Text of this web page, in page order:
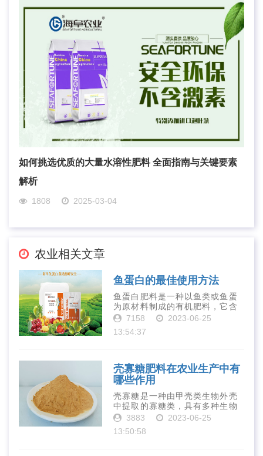
如何挑选优质的大量水溶性肥料 全面指南与关键要素
解析
1808 2025-03-04
农业相关文章
鱼蛋白的最佳使用方法
鱼蛋白肥料是一种以鱼类或鱼蛋
为原材料制成的有机肥料，它含
有丰富的营养物质，如氮、磷、
元素和植物生长因子。这些营养
7158
2023-06-25
13:54:37
壳寡糖肥料在农业生产中有
哪些作用
壳寡糖是一种由甲壳类生物外壳
中提取的寡糖类，具有多种生物
活性和营养价值。在农业生产
是作为一种新型的有机肥料，壳
3883
2023-06-25
13:50:58